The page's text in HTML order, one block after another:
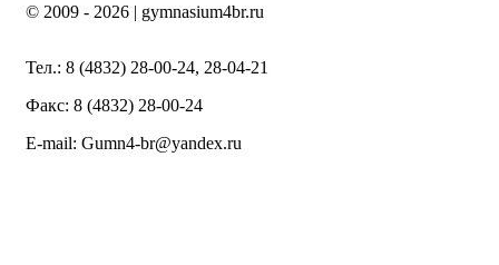
© 2009 - 2026 | gymnasium4br.ru
Тел.: 8 (4832) 28-00-24, 28-04-21
Факс: 8 (4832) 28-00-24
E-mail: Gumn4-br@yandex.ru